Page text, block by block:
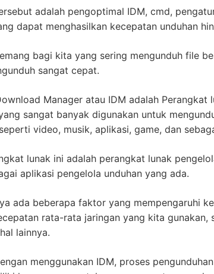
adalah pengoptimal IDM, cmd,
dapat menghasilkan kecepatan unduhan
bagi kita yang sering mengunduh file
sangat cepat.
Manager atau IDM adalah Perangkat
sangat banyak digunakan untuk
video, musik, aplikasi, game, dan
lunak ini adalah perangkat lunak
aplikasi pengelola unduhan yang ada.
ada beberapa faktor yang mempengaruhi
rata-rata jaringan yang kita gunakan,
lainnya.
menggunakan IDM, proses